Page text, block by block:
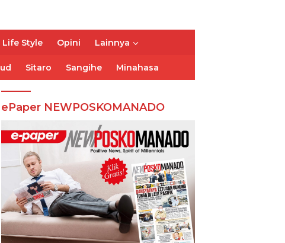
Life Style Opini Lainnya
Sitaro Sangihe Minahasa
ePaper NEWPOSKOMANADO